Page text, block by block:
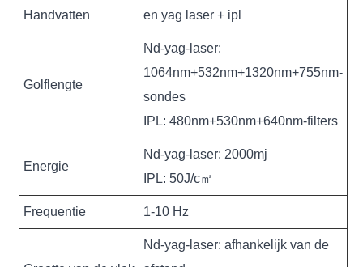
Handvatten en yag laser + ipl
Golflengte
Nd-yag-laser:
1064nm+532nm+1320nm+755nm-
sondes
IPL: 480nm+530nm+640nm-filters
Energie
Nd-yag-laser: 2000mj
IPL: 50J/c㎡
Frequentie 1-10 Hz
Nd-yag-laser: afhankelijk van de